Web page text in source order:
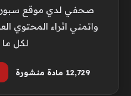
صحفي لدي موقع سبورت
واتمني اثراء المحتوي
لكل
12٬729 مادة منشورة